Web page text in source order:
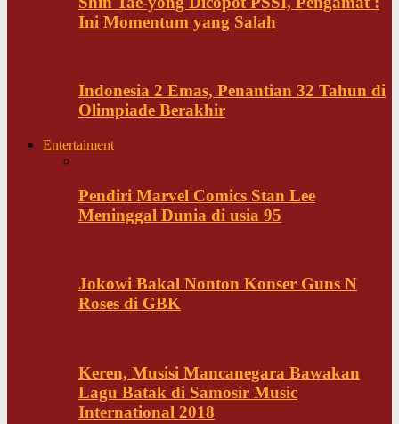
Ini Momentum yang Salah
Indonesia 2 Emas, Penantian 32 Tahun di
Olimpiade Berakhir
Entertaiment
Pendiri Marvel Comics Stan Lee
Meninggal Dunia di usia 95
Jokowi Bakal Nonton Konser Guns N
Roses di GBK
Keren, Musisi Mancanegara Bawakan
Lagu Batak di Samosir Music
International 2018